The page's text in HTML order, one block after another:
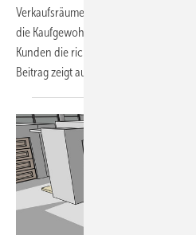
Verkaufsräume gewagt hatten. Die
die Kaufgewohnheiten beeinflusst,
Kunden die richtige Atmosphäre zu
Beitrag zeigt auf, was man beachten